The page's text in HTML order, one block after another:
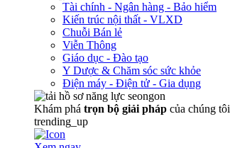
Tài chính - Ngân hàng - Bảo hiểm
Kiến trúc nội thất - VLXD
Chuỗi Bán lẻ
Viễn Thông
Giáo dục - Đào tạo
Y Dược & Chăm sóc sức khỏe
Điện máy - Điện tử - Gia dụng
Khám phá trọn bộ giải pháp của chúng tôi
trending_up